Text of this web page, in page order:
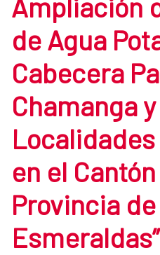
Ampliación
de Agua
Cabecera
Chamanga
en el
Provincia de
Esmeraldas”